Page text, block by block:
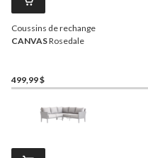
Coussins de rechange
CANVASRosedale
499,99 $